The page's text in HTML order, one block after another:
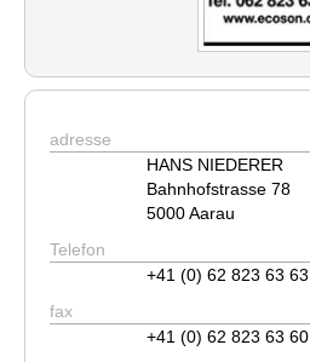
adresse
HANS NIEDERER
Bahnhofstrasse 78
5000 Aarau
Telefon
+41 (0) 62 823 63 63
fax
+41 (0) 62 823 63 60